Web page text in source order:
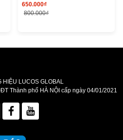
650.000₫
800.000₫
HIỆU LUCOS GLOBAL
Thành phố HÀ NỘI cấp ngày 04/01/2021